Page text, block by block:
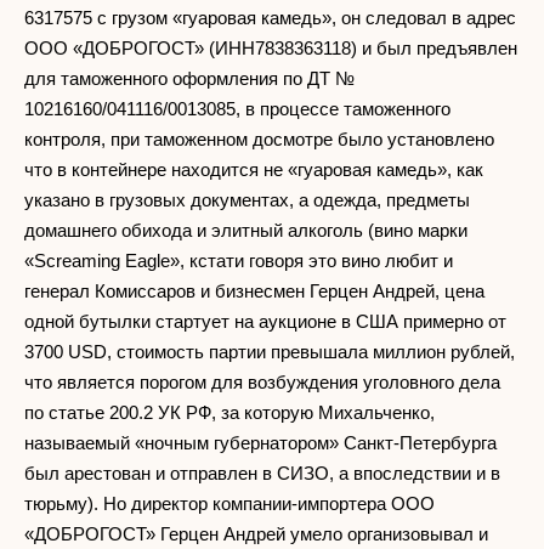
6317575 с грузом «гуаровая камедь», он следовал в адрес
ООО «ДОБРОГОСТ» (ИНН7838363118) и был предъявлен
для таможенного оформления по ДТ №
10216160/041116/0013085, в процессе таможенного
контроля, при таможенном досмотре было установлено
что в контейнере находится не «гуаровая камедь», как
указано в грузовых документах, а одежда, предметы
домашнего обихода и элитный алкоголь (вино марки
«Screaming Eagle», кстати говоря это вино любит и
генерал Комиссаров и бизнесмен Герцен Андрей, цена
одной бутылки стартует на аукционе в США примерно от
3700 USD, стоимость партии превышала миллион рублей,
что является порогом для возбуждения уголовного дела
по статье 200.2 УК РФ, за которую Михальченко,
называемый «ночным губернатором» Санкт-Петербурга
был арестован и отправлен в СИЗО, а впоследствии и в
тюрьму). Но директор компании-импортера ООО
«ДОБРОГОСТ» Герцен Андрей умело организовывал и